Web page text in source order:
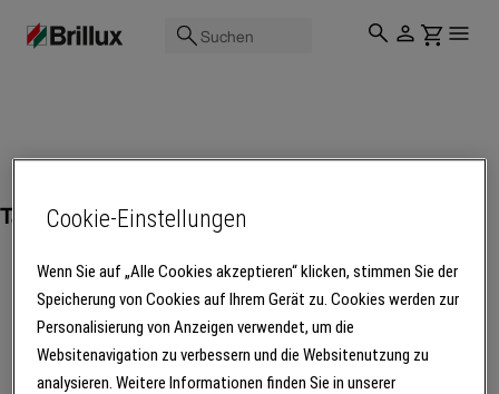
Suchen
Tapeziergeräte und -tische
Mehr Produkte laden
Cookie-Einstellungen
Wenn Sie auf „Alle Cookies akzeptieren“ klicken, stimmen Sie der
Speicherung von Cookies auf Ihrem Gerät zu. Cookies werden zur
Personalisierung von Anzeigen verwendet, um die
Websitenavigation zu verbessern und die Websitenutzung zu
analysieren. Weitere Informationen finden Sie in unserer